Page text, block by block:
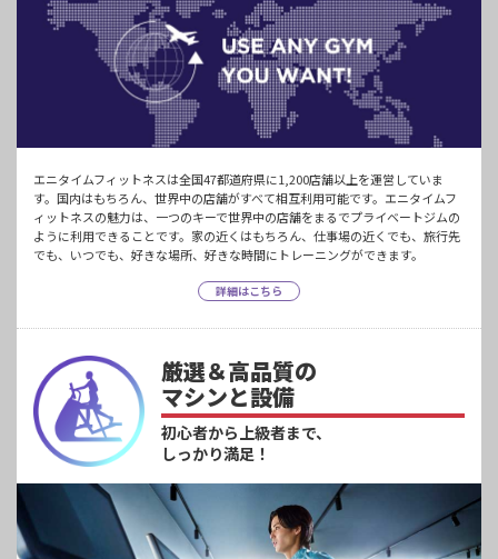
エニタイムフィットネスは全国47都道府県に1,200店舗以上を運営していま
す。国内はもちろん、世界中の店舗がすべて相互利用可能です。エニタイムフ
ィットネスの魅力は、一つのキーで世界中の店舗をまるでプライベートジムの
ように利用できることです。家の近くはもちろん、仕事場の近くでも、旅行先
でも、いつでも、好きな場所、好きな時間にトレーニングができます。
詳細はこちら
厳選＆高品質の
マシンと設備
初心者から上級者まで、
しっかり満足！